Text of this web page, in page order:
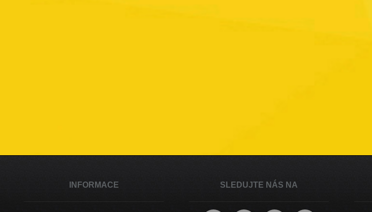
INFORMACE SLEDUJTE NÁS NA